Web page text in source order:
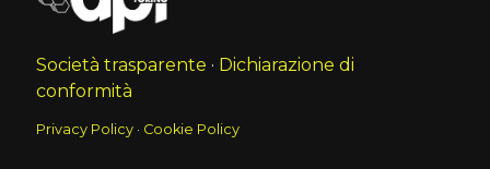
Società trasparente · Dichiarazione di
conformità
Privacy Policy · Cookie Policy